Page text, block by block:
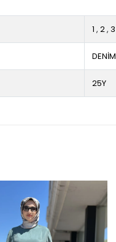
1 ,2,3
DENİM
25Y